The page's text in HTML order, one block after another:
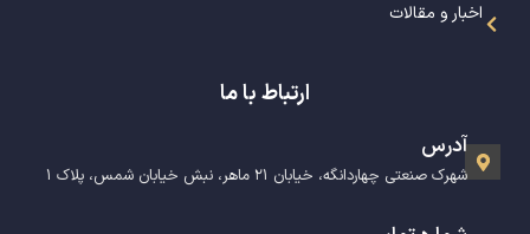
اخبار و مقالات
ارتباط با ما
آدرس
شهرک صنعتی چهاردانگه، خیابان ۲۱ ماهر، نبش خیابان شمس، پلاک ۱